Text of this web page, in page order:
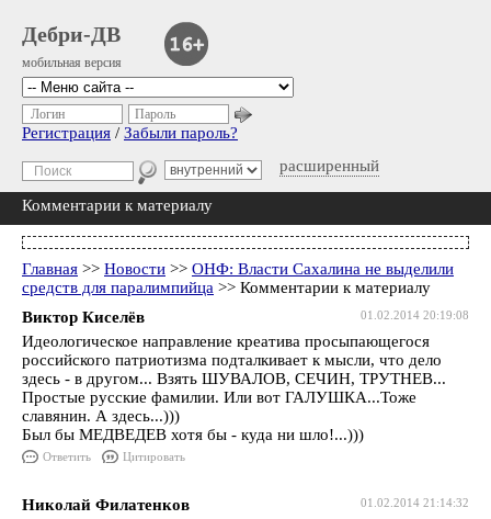
Дебри-ДВ
мобильная версия
расширенный
Логин Пароль
Регистрация / Забыли пароль?
Комментарии к материалу
Главная >> Новости >> ОНФ: Власти Сахалина не выделили
средств для паралимпийца >> Комментарии к материалу
01.02.2014 20:19:08
Виктор Киселёв
Идеологическое направление креатива просыпающегося
российского патриотизма подталкивает к мысли, что дело
здесь - в другом... Взять ШУВАЛОВ, СЕЧИН, ТРУТНЕВ...
Простые русские фамилии. Или вот ГАЛУШКА...Тоже
славянин. А здесь...)))
Был бы МЕДВЕДЕВ хотя бы - куда ни шло!...)))
Ответить Цитировать
01.02.2014 21:14:32
Николай Филатенков